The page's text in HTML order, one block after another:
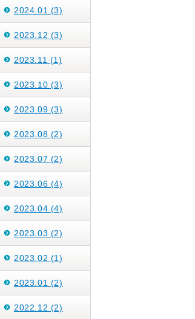
2024.01 (3)
2023.12 (3)
2023.11 (1)
2023.10 (3)
2023.09 (3)
2023.08 (2)
2023.07 (2)
2023.06 (4)
2023.04 (4)
2023.03 (2)
2023.02 (1)
2023.01 (2)
2022.12 (2)